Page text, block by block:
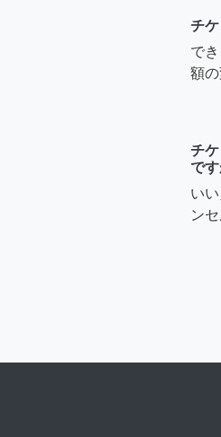
チ
で
額の
チ
です
い
ン